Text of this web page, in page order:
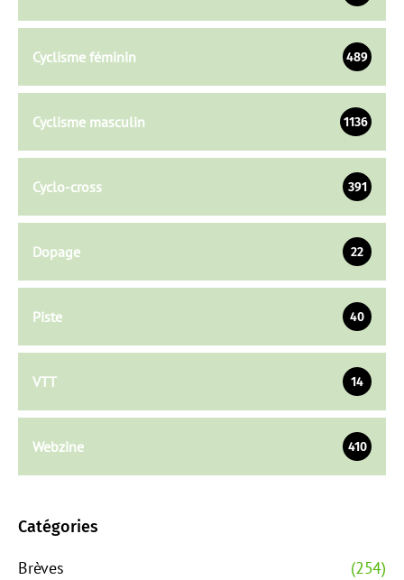
Cyclisme féminin 489
Cyclisme masculin 1136
Cyclo-cross 391
Dopage 22
Piste 40
VTT 14
Webzine 410
Catégories
Brèves
(254)